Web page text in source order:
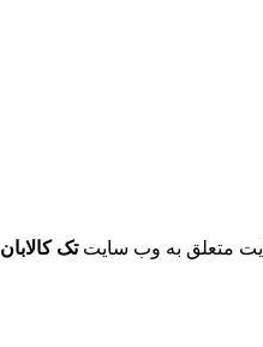
متعلق به وب سایتتک کالابان